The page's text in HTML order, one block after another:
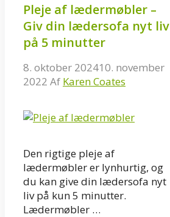
Pleje af lædermøbler –
Giv din lædersofa nyt liv
på 5 minutter
8. oktober 202410. november
2022 Af Karen Coates
Den rigtige pleje af
lædermøbler er lynhurtig, og
du kan give din lædersofa nyt
liv på kun 5 minutter.
Lædermøbler …